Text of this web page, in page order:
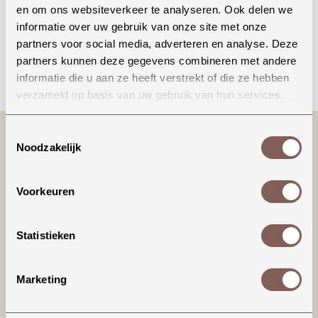
en om ons websiteverkeer te analyseren. Ook delen we
informatie over uw gebruik van onze site met onze
partners voor social media, adverteren en analyse. Deze
partners kunnen deze gegevens combineren met andere
informatie die u aan ze heeft verstrekt of die ze hebben
verzameld op basis van uw gebruik van hun services.
Noodzakelijk
Voorkeuren
Statistieken
Marketing
Bellen